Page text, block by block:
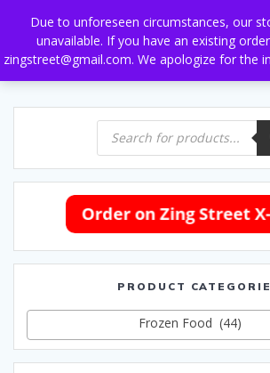
Due to unforeseen circumstances, our
unavailable. If you have an existing
zingstreet@gmail.com. We apologize for the
to
content
Products
search
PRODUCT
Frozen Food (44)